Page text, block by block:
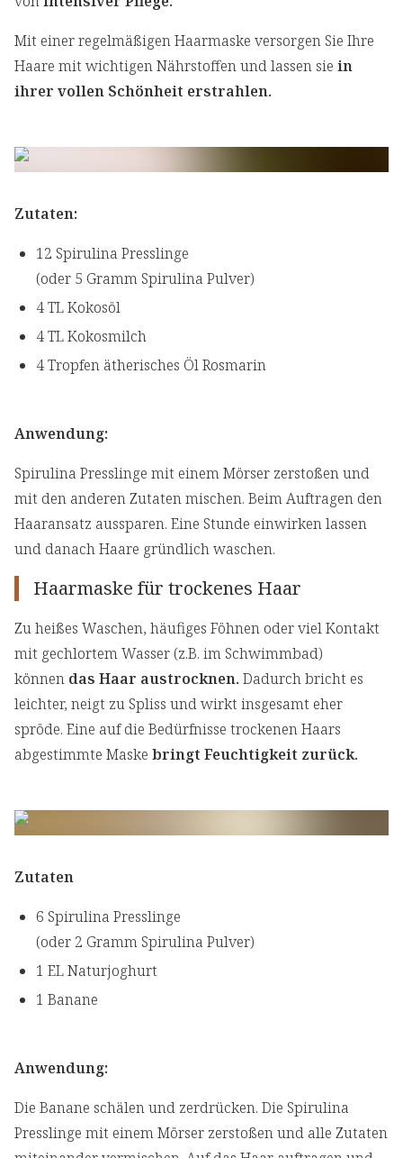
Mit einer regelmäßigen Haarmaske versorgen Sie Ihre
Haare mit wichtigen Nährstoffen und lassen sie in
ihrer vollen Schönheit erstrahlen.
Zutaten:
12 Spirulina Presslinge
(oder 5 Gramm Spirulina Pulver)
4 TL Kokosöl
4 TL Kokosmilch
4 Tropfen ätherisches Öl Rosmarin
Anwendung:
Spirulina Presslinge mit einem Mörser zerstoßen und
mit den anderen Zutaten mischen. Beim Auftragen den
Haaransatz aussparen. Eine Stunde einwirken lassen
und danach Haare gründlich waschen.
Haarmaske für trockenes Haar
Zu heißes Waschen, häufiges Föhnen oder viel Kontakt
mit gechlortem Wasser (z.B. im Schwimmbad)
können das Haar austrocknen. Dadurch bricht es
leichter, neigt zu Spliss und wirkt insgesamt eher
spröde. Eine auf die Bedürfnisse trockenen Haars
abgestimmte Maske bringt Feuchtigkeit zurück.
Zutaten
6 Spirulina Presslinge
(oder 2 Gramm Spirulina Pulver)
1 EL Naturjoghurt
1 Banane
Anwendung:
Die Banane schälen und zerdrücken. Die Spirulina
Presslinge mit einem Mörser zerstoßen und alle Zutaten